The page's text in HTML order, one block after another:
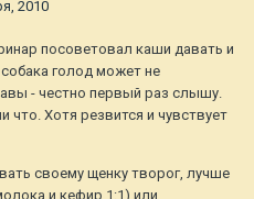
2010
посоветовал каши давать и
голод может не
- честно первый раз слышу.
Хотя резвится и чувствует
своему щенку творог, лучше
и кефир 1:1) или